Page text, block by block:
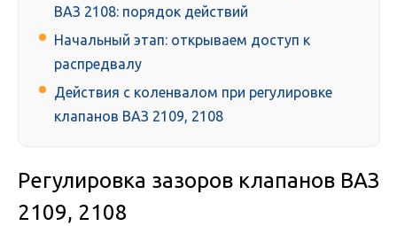
ВАЗ 2108: порядок действий
Начальный этап: открываем доступ к
распредвалу
Действия с коленвалом при регулировке
клапанов ВАЗ 2109, 2108
Регулировка зазоров клапанов ВАЗ
2109, 2108